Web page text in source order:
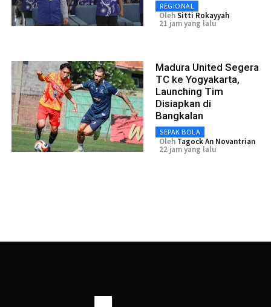
REGIONAL
OlehSitti Rokayyah
21 jam yang lalu
Madura United Segera
TC ke Yogyakarta,
Launching Tim
Disiapkan di
Bangkalan
SEPAK BOLA
Oleh Tagock An Novantrian
22 jam yang lalu